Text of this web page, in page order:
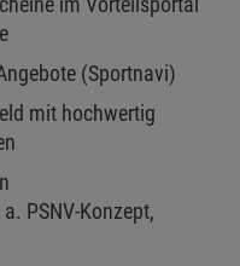
(Sportnavi)
mit hochwertig
PSNV-Konzept,